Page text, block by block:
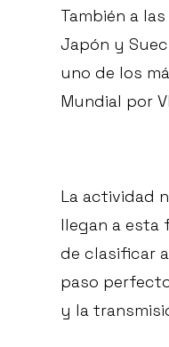
También a las
Japón y
uno de los
Mundial por
La actividad
llegan a esta
de clasificar
paso
y la